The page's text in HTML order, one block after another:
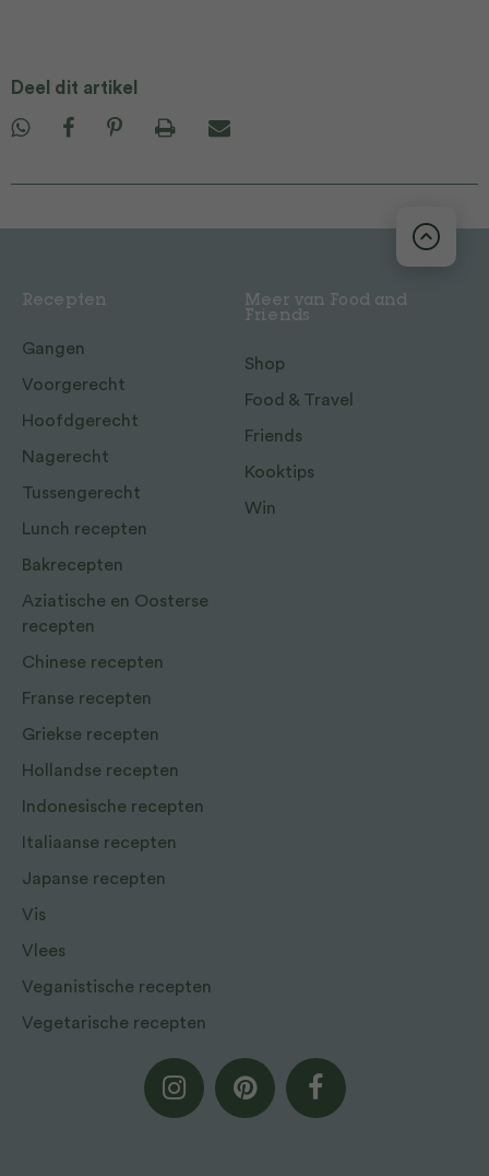
Deel dit artikel
Recepten
Gangen
Voorgerecht
Hoofdgerecht
Nagerecht
Tussengerecht
Lunch recepten
Bakrecepten
Aziatische en Oosterse
recepten
Chinese recepten
Franse recepten
Griekse recepten
Hollandse recepten
Indonesische recepten
Italiaanse recepten
Japanse recepten
Vis
Vlees
Veganistische recepten
Vegetarische recepten
Meer van Food and
Friends
Shop
Food & Travel
Friends
Kooktips
Win